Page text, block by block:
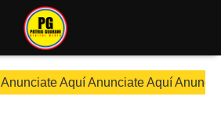
Anunciate Aquí Anunciate Aquí